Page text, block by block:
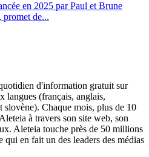
en 2025 par Paul et Brune
de...
d'information gratuit sur
langues (français, anglais,
slovène). Chaque mois, plus de 10
à travers son site web, son
Aleteia touche près de 50 millions
qui en fait un des leaders des médias